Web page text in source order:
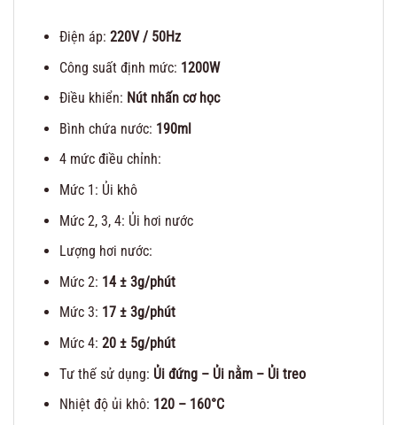
Điện áp: 220V / 50Hz
Công suất định mức: 1200W
Điều khiển: Nút nhấn cơ học
Bình chứa nước: 190ml
4 mức điều chỉnh:
Mức 1: Ủi khô
Mức 2, 3, 4: Ủi hơi nước
Lượng hơi nước:
Mức 2: 14 ± 3g/phút
Mức 3: 17 ± 3g/phút
Mức 4: 20 ± 5g/phút
Tư thế sử dụng: Ủi đứng – Ủi nằm – Ủi treo
Nhiệt độ ủi khô: 120 – 160°C